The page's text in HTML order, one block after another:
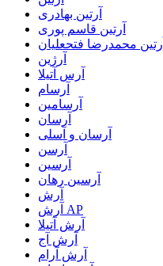
آرتین بهادری
آرتین قاسم پوری
آرتین محمدرضا فتحعلیان
آرژین
آرس آتیلا
آرسام
آرسامین
آرسان
آرسان و آسلی
آرسن
آرسین
آرسین رهان
آرش
آرش AP
آرش آتیلا
آرش آج
آرش آرام